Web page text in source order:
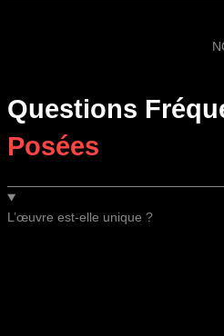
Questions
Posées
L’œuvre est-elle unique ?